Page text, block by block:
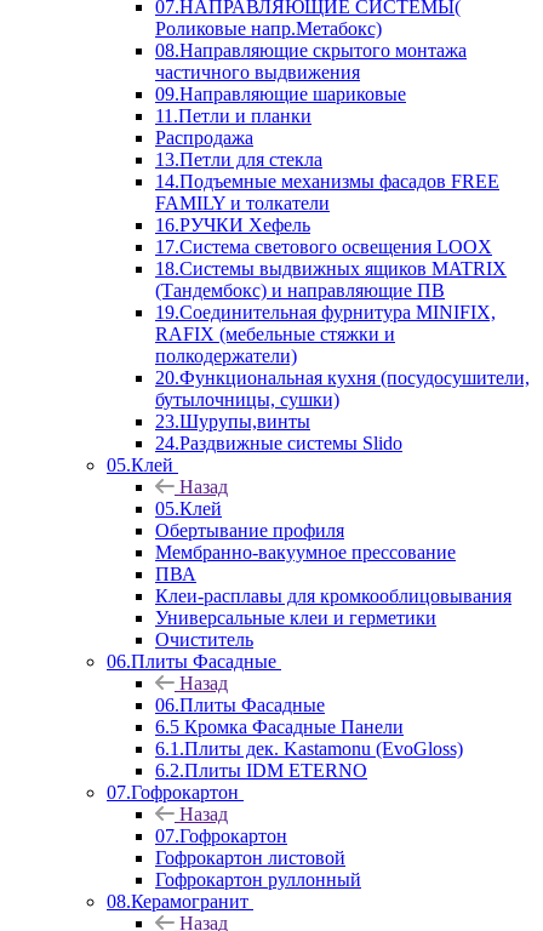
07.НАПРАВЛЯЮЩИЕ СИСТЕМЫ(
Роликовые напр.Метабокс)
08.Направляющие скрытого монтажа
частичного выдвижения
09.Направляющие шариковые
11.Петли и планки
Распродажа
13.Петли для стекла
14.Подъемные механизмы фасадов FREE
FAMILY и толкатели
16.РУЧКИ Хефель
17.Система светового освещения LOOX
18.Системы выдвижных ящиков MATRIX
(Тандембокс) и направляющие ПВ
19.Соединительная фурнитура MINIFIX,
RAFIX (мебельные стяжки и
полкодержатели)
20.Функциональная кухня (посудосушители,
бутылочницы, сушки)
23.Шурупы,винты
24.Раздвижные системы Slido
05.Клей
Назад
05.Клей
Обертывание профиля
Мембранно-вакуумное прессование
ПВА
Клеи-расплавы для кромкооблицовывания
Универсальные клеи и герметики
Очиститель
06.Плиты Фасадные
Назад
06.Плиты Фасадные
6.5 Кромка Фасадные Панели
6.1.Плиты дек. Kastamonu (EvoGloss)
6.2.Плиты IDM ETERNO
07.Гофрокартон
Назад
07.Гофрокартон
Гофрокартон листовой
Гофрокартон руллонный
08.Керамогранит
Назад